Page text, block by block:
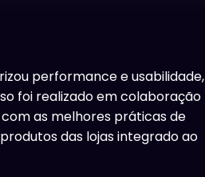
performance e usabilidade,
foi realizado em colaboração
as melhores práticas de
das lojas integrado ao